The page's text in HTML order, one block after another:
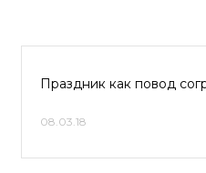
Праздник как повод
08.03.18